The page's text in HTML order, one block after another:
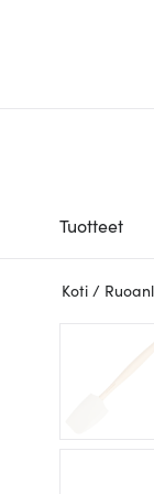
Tuotteet
Koti /